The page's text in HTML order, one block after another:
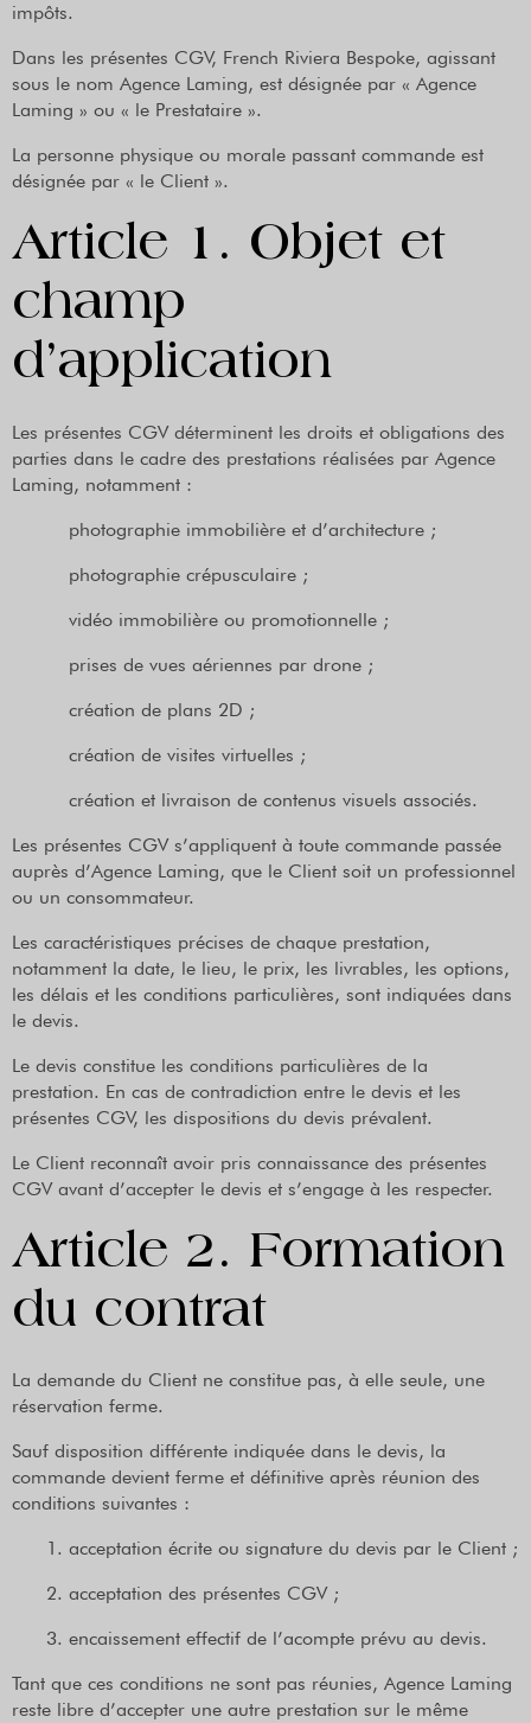
impôts.
Dans les présentes CGV, French Riviera Bespoke, agissant
sous le nom Agence Laming, est désignée par « Agence
Laming » ou « le Prestataire ».
La personne physique ou morale passant commande est
désignée par « le Client ».
Article 1. Objet et
champ
d’application
Les présentes CGV déterminent les droits et obligations des
parties dans le cadre des prestations réalisées par Agence
Laming, notamment :
photographie immobilière et d’architecture ;
photographie crépusculaire ;
vidéo immobilière ou promotionnelle ;
prises de vues aériennes par drone ;
création de plans 2D ;
création de visites virtuelles ;
création et livraison de contenus visuels associés.
Les présentes CGV s’appliquent à toute commande passée
auprès d’Agence Laming, que le Client soit un professionnel
ou un consommateur.
Les caractéristiques précises de chaque prestation,
notamment la date, le lieu, le prix, les livrables, les options,
les délais et les conditions particulières, sont indiquées dans
le devis.
Le devis constitue les conditions particulières de la
prestation. En cas de contradiction entre le devis et les
présentes CGV, les dispositions du devis prévalent.
Le Client reconnaît avoir pris connaissance des présentes
CGV avant d’accepter le devis et s’engage à les respecter.
Article 2. Formation
du contrat
La demande du Client ne constitue pas, à elle seule, une
réservation ferme.
Sauf disposition différente indiquée dans le devis, la
commande devient ferme et définitive après réunion des
conditions suivantes :
acceptation écrite ou signature du devis par le Client ;
acceptation des présentes CGV ;
encaissement effectif de l’acompte prévu au devis.
Tant que ces conditions ne sont pas réunies, Agence Laming
reste libre d’accepter une autre prestation sur le même